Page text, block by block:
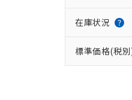
在庫状況
標準価格(税